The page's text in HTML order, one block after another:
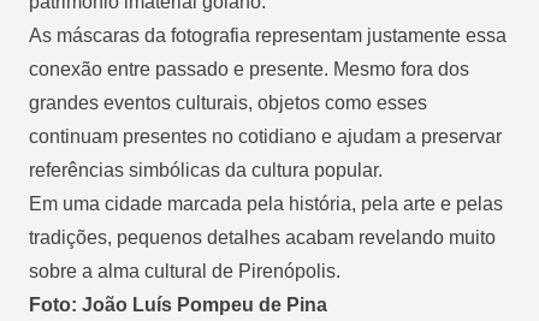
As máscaras da fotografia representam justamente essa
conexão entre passado e presente. Mesmo fora dos
grandes eventos culturais, objetos como esses
continuam presentes no cotidiano e ajudam a preservar
referências simbólicas da cultura popular.
Em uma cidade marcada pela história, pela arte e pelas
tradições, pequenos detalhes acabam revelando muito
sobre a alma cultural de Pirenópolis.
Foto: João Luís Pompeu de Pina